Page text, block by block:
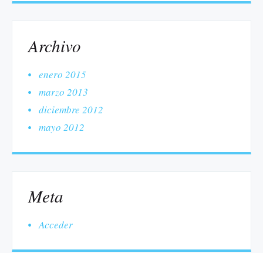
Archivo
enero 2015
marzo 2013
diciembre 2012
mayo 2012
Meta
Acceder